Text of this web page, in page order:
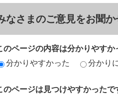
なさまのご意見をお聞
のページの内容は分かりやすか
分かりやすかった
分かり
のページは見つけやすかったで